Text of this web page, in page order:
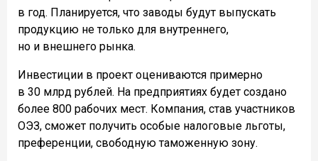
в год. Планируется, что заводы будут выпускать
продукцию не только для внутреннего,
но и внешнего рынка.
Инвестиции в проект оцениваются примерно
в 30 млрд рублей. На предприятиях будет создано
более 800 рабочих мест. Компания, став участников
ОЭЗ, сможет получить особые налоговые льготы,
преференции, свободную таможенную зону.